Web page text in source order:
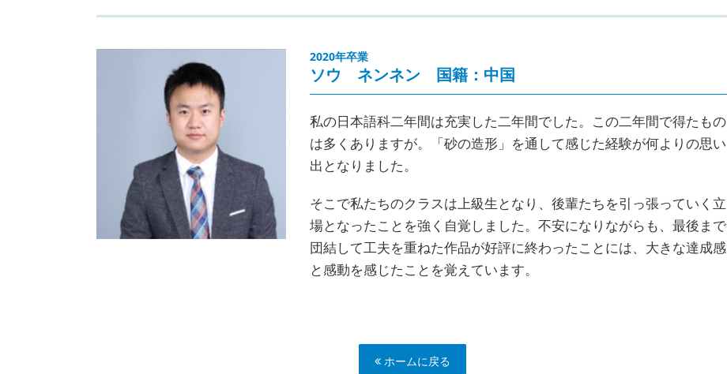
2020年卒業
ソウ ネンネン 国籍：中国
私の日本語科二年間は充実した二年間でした。この二年間で得たもの
は多くありますが。「砂の造形」を通して感じた経験が何よりの思い
出となりました。
そこで私たちのクラスは上級生となり、後輩たちを引っ張っていく立
場となったことを強く自覚しました。不安になりながらも、最後まで
団結して工夫を重ねた作品が好評に終わったことには、大きな達成感
と感動を感じたことを覚えています。
ホームに戻る